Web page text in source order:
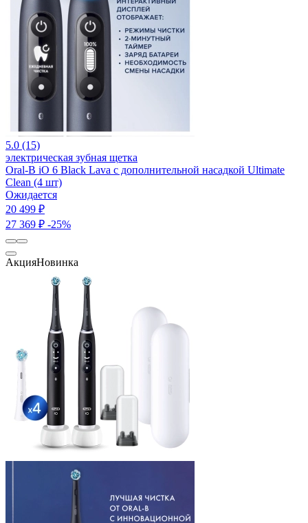
5.0 (15)
электрическая зубная щетка
Oral-B iO 6 Black Lava с дополнительной насадкой Ultimate
Clean (4 шт)
Ожидается
20 499 ₽
27 369 ₽ -25%
АкцияНовинка